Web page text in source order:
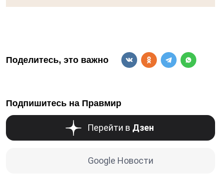
Поделитесь, это важно
Подпишитесь на Правмир
Перейти в Дзен
Google Новости